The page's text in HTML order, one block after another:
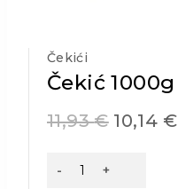
Čekići
Čekić 1000g
11,93€ 10,14 €
Čekić